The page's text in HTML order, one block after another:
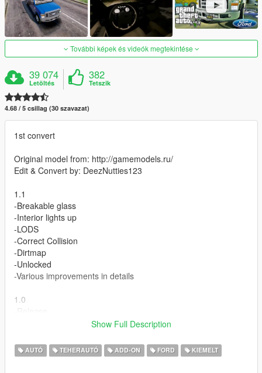
További képek és videók megtekintése
39 074
Letöltés
382
Tetszik
4.68 / 5 csillag (30 szavazat)
1st convert
Original model from: http://gamemodels.ru/
Edit & Convert by: DeezNutties123
1.1
-Breakable glass
-Interior lights up
-LODS
-Correct Collision
-Dirtmap
-Unlocked
-Various improvements in details
1.0
-Dials
-Hands on steering wheel
Show Full Description
AUTÓ TEHERAUTÓ ADD-ON FORD KIEMELT